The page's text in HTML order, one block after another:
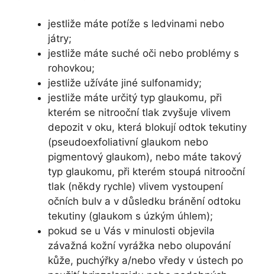
jestliže máte potíže s ledvinami nebo
játry;
jestliže máte suché oči nebo problémy s
rohovkou;
jestliže užíváte jiné sulfonamidy;
jestliže máte určitý typ glaukomu, při
kterém se nitrooční tlak zvyšuje vlivem
depozit v oku, která blokují odtok tekutiny
(pseudoexfoliativní glaukom nebo
pigmentový glaukom), nebo máte takový
typ glaukomu, při kterém stoupá nitrooční
tlak (někdy rychle) vlivem vystoupení
očních bulv a v důsledku bránění odtoku
tekutiny (glaukom s úzkým úhlem);
pokud se u Vás v minulosti objevila
závažná kožní vyrážka nebo olupování
kůže, puchýřky a/nebo vředy v ústech po